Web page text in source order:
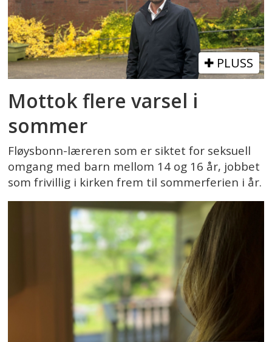
PLUSS
Mottok flere varsel i
sommer
Fløysbonn-læreren som er siktet for seksuell
omgang med barn mellom 14 og 16 år, jobbet
som frivillig i kirken frem til sommerferien i år.